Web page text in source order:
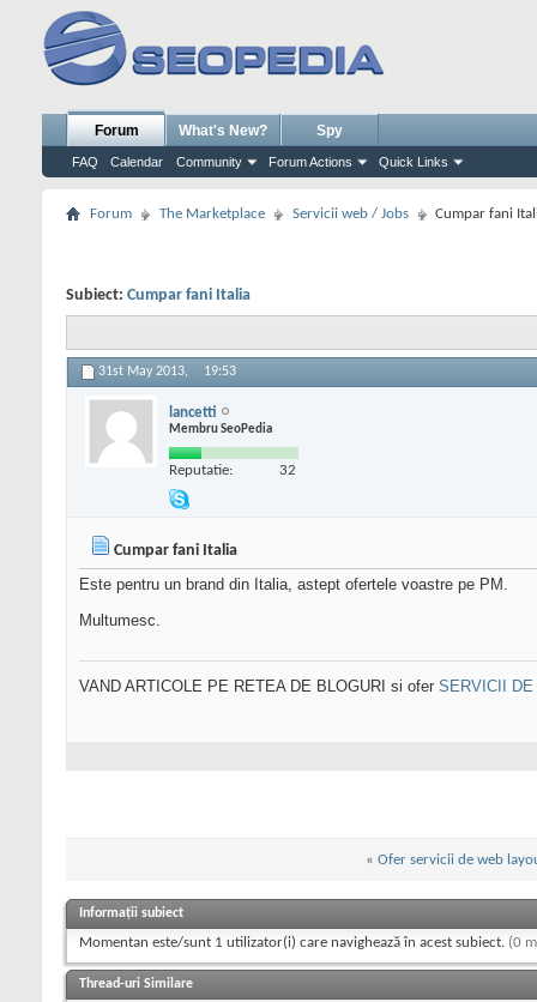
Forum
FAQ Calendar Community Forum Actions Quick Links
What's New? Spy
Forum The Marketplace Servicii web / Jobs Cumpar fani
Subiect: Cumpar fani Italia
31st May 2013, 19:53
lancetti
Membru SeoPedia
Reputatie: 32
Cumpar fani Italia
Este pentru un brand din Italia, astept ofertele voastre pe PM.
Multumesc.
VAND ARTICOLE PE RETEA DE BLOGURI si ofer SERVICII
« Ofer servicii de web
Informații subiect
Momentan este/sunt 1 utilizator(i) care navighează în acest subiect. (0
Thread-uri Similare